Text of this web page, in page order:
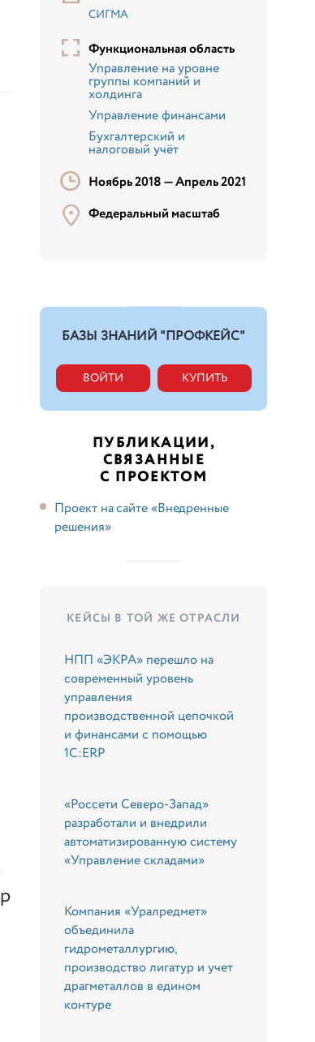
СИГМА
Функциональная область
Управление на уровне
группы компаний и
холдинга
Управление финансами
Бухгалтерский и
налоговый учёт
Ноябрь 2018 —Апрель 2021
Федеральный масштаб
БАЗЫ ЗНАНИЙ "ПРОФКЕЙС"
ВОЙТИ КУПИТЬ
ПУБЛИКАЦИИ,
СВЯЗАННЫЕ
С ПРОЕКТОМ
Проект на сайте «Внедренные
решения»
КЕЙСЫ В ТОЙ ЖЕ ОТРАСЛИ
НПП «ЭКРА» перешло на
современный уровень
управления
производственной цепочкой
и финансами с помощью
1С:ERP
«Россети Северо-Запад»
разработали и внедрили
автоматизированную систему
«Управление складами»
Компания «Уралредмет»
объединила
гидрометаллургию,
производство лигатур и учет
драгметаллов в едином
контуре